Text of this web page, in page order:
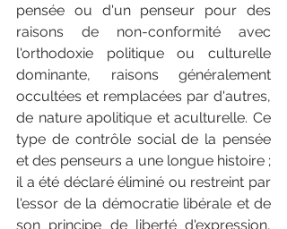
pensée ou d'un penseur pour des
raisons de non-conformité avec
l'orthodoxie politique ou culturelle
dominante, raisons généralement
occultées et remplacées par d'autres,
de nature apolitique et aculturelle. Ce
type de contrôle social de la pensée
et des penseurs a une longue histoire ;
il a été déclaré éliminé ou restreint par
l'essor de la démocratie libérale et de
son principe de liberté d'expression,